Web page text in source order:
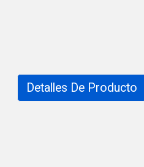
Detalles De Producto